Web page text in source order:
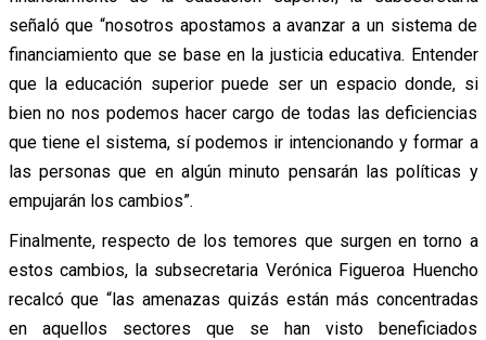
señaló que “nosotros apostamos a avanzar a un sistema de
financiamiento que se base en la justicia educativa. Entender
que la educación superior puede ser un espacio donde, si
bien no nos podemos hacer cargo de todas las deficiencias
que tiene el sistema, sí podemos ir intencionando y formar a
las personas que en algún minuto pensarán las políticas y
empujarán los cambios”.
Finalmente, respecto de los temores que surgen en torno a
estos cambios, la subsecretaria Verónica Figueroa Huencho
recalcó que “las amenazas quizás están más concentradas
en aquellos sectores que se han visto beneficiados